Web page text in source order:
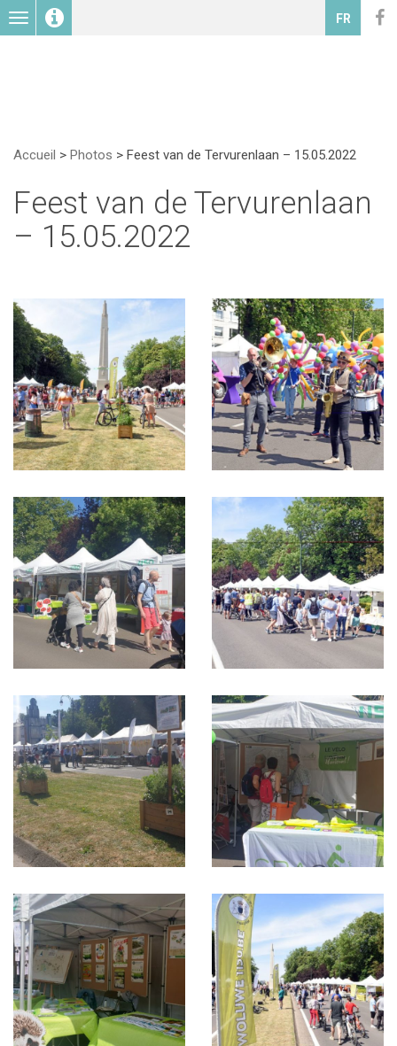
Toggle
navigation
FR
Accueil > Photos > Feest van de Tervurenlaan – 15.05.2022
Feest van de Tervurenlaan
– 15.05.2022